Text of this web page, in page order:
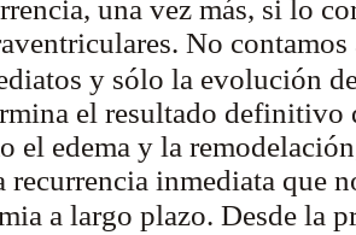
una vez más, si lo
No
y sólo la evolución
el resultado
el edema y la
recurrencia inmediata que
a largo plazo. Desde la